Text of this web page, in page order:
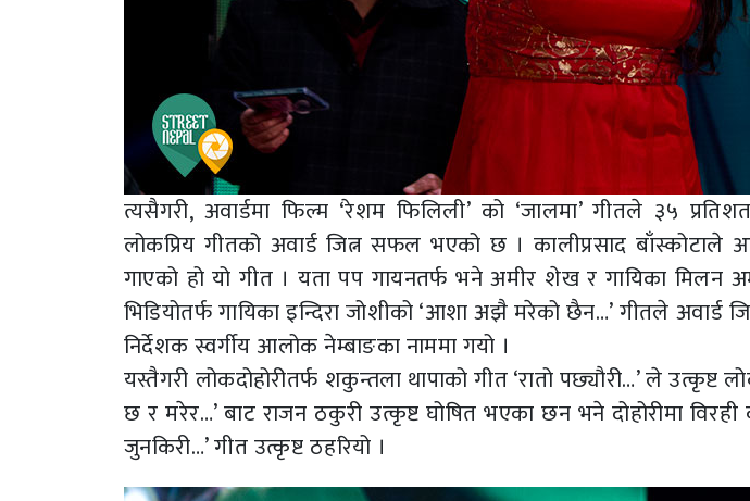
त्यसैगरी, अवार्डमा फिल्म ‘रेशम फिलिली’ को ‘जालमा’ गीतले ३५
लोकप्रिय गीतको अवार्ड जित्न सफल भएको छ । कालीप्रसाद बाँस्कोटाले
गाएको हो यो गीत । यता पप गायनतर्फ भने अमीर शेख र गायिका मिलन
भिडियोतर्फ गायिका इन्दिरा जोशीको ‘आशा अझै मरेको छैन…’ गीतले अवार्ड
निर्देशक स्वर्गीय आलोक नेम्बाङका नाममा गयो ।
यस्तैगरी लोकदोहोरीतर्फ शकुन्तला थापाको गीत ‘रातो पछ्यौरी…’ ले उत्कृष्ट
छ र मरेर…’ बाट राजन ठकुरी उत्कृष्ट घोषित भएका छन भने दोहोरीमा विरही
जुनकिरी…’ गीत उत्कृष्ट ठहरियो ।